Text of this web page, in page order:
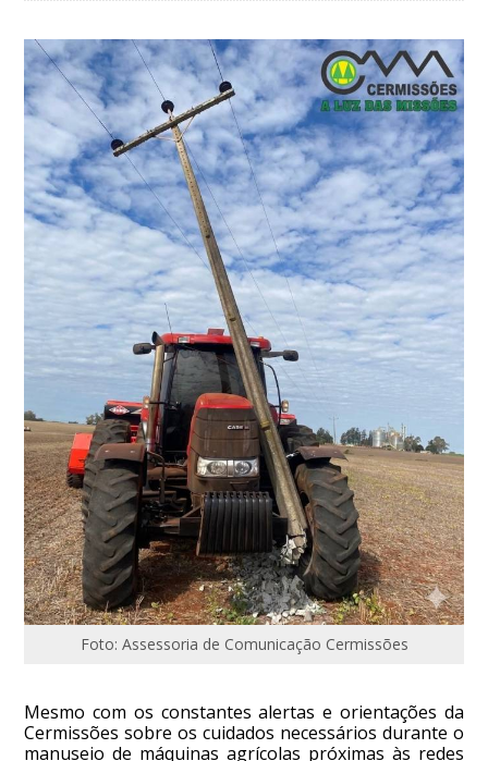
Foto: Assessoria de Comunicação Cermissões
Mesmo com os constantes alertas e orientações da
Cermissões sobre os cuidados necessários durante o
manuseio de máquinas agrícolas próximas às redes